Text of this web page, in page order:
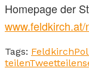
Homepage der
Tags: Feldkirch
teilenTweetteilen